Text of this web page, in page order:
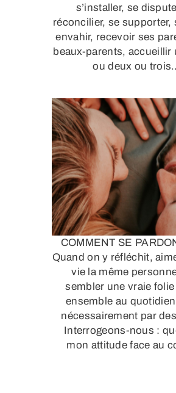
s’installer, se
réconcilier, se supporter,
envahir, recevoir ses
beaux-parents, accueillir
ou deux ou
COMMENT SE
Quand on y réfléchit,
vie la même
sembler une vraie
ensemble au
nécessairement par
Interrogeons-nous :
mon attitude face au